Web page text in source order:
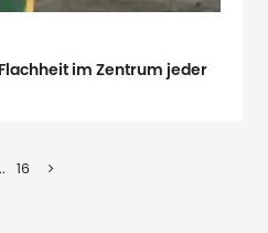
im Zentrum jeder
16